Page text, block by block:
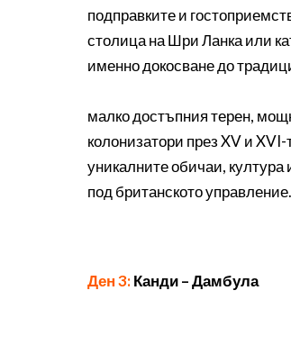
подправките и
столица на Шри Ланка или
именно докосване до
малко достъпния терен,
колонизатори през XV и
уникалните обичаи, култура
под британското
Ден 3:Канди – Дамбула